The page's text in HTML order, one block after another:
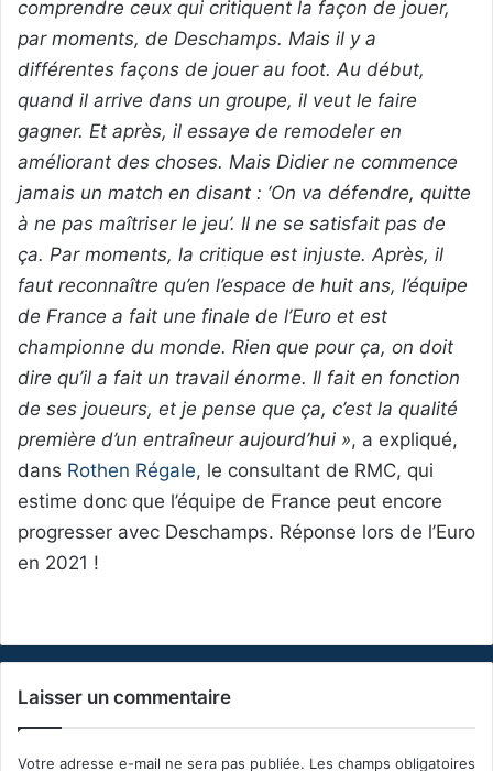
comprendre ceux qui critiquent la façon de jouer,
par moments, de Deschamps. Mais il y a
différentes façons de jouer au foot. Au début,
quand il arrive dans un groupe, il veut le faire
gagner. Et après, il essaye de remodeler en
améliorant des choses. Mais Didier ne commence
jamais un match en disant : ‘On va défendre, quitte
à ne pas maîtriser le jeu’. Il ne se satisfait pas de
ça. Par moments, la critique est injuste. Après, il
faut reconnaître qu’en l’espace de huit ans, l’équipe
de France a fait une finale de l’Euro et est
championne du monde. Rien que pour ça, on doit
dire qu’il a fait un travail énorme. Il fait en fonction
de ses joueurs, et je pense que ça, c’est la qualité
première d’un entraîneur aujourd’hui », a expliqué,
dans Rothen Régale, le consultant de RMC, qui
estime donc que l’équipe de France peut encore
progresser avec Deschamps. Réponse lors de l’Euro
en 2021 !
Laisser un commentaire
Votre adresse e-mail ne sera pas publiée. Les champs obligatoires